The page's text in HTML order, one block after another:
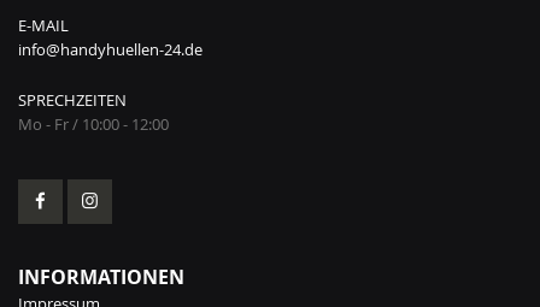
E-MAIL
info@handyhuellen-24.de
SPRECHZEITEN
Mo - Fr / 10:00 - 12:00
INFORMATIONEN